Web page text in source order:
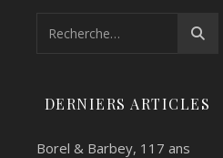
DERNIERS ARTICLES
Borel & Barbey, 117 ans